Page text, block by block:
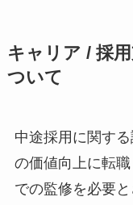
キャリア / 採
ついて
中途採用に関す
の価値向上に転
での監修を必要